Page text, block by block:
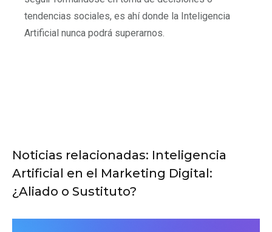
tendencias sociales, es ahí donde la Inteligencia
Artificial nunca podrá superarnos.
Noticias relacionadas: Inteligencia
Artificial en el Marketing Digital:
¿Aliado o Sustituto?